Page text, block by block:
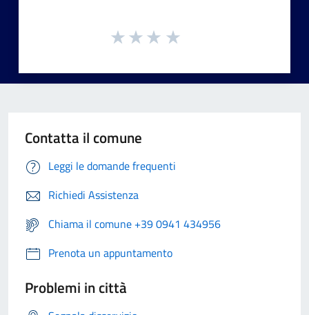
Contatta il comune
Leggi le domande frequenti
Richiedi Assistenza
Chiama il comune +39 0941 434956
Prenota un appuntamento
Problemi in città